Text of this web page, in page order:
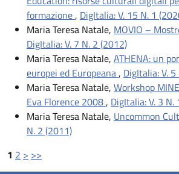
formazione, DigItalia: V. 15 N. 1
Maria Teresa Natale, MOVIO –
DigItalia: V. 7 N. 2 (2012)
Maria Teresa Natale, ATHENA: un
europei ed Europeana, DigItalia: V.
Maria Teresa Natale, Workshop
Eva Florence 2008, DigItalia: V. 3 N.
Maria Teresa Natale, Uncommon
N. 2 (2011)
1 2 > >>